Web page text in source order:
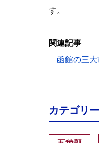
す。
関連記事
函館の三
カテゴリー